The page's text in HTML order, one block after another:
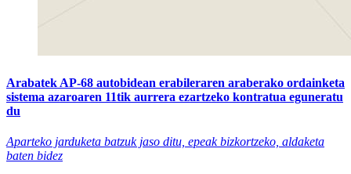
Arabatek AP-68 autobidean erabileraren araberako ordainketa
sistema azaroaren 11tik aurrera ezartzeko kontratua eguneratu
du
Aparteko jarduketa batzuk jaso ditu, epeak bizkortzeko, aldaketa
baten bidez